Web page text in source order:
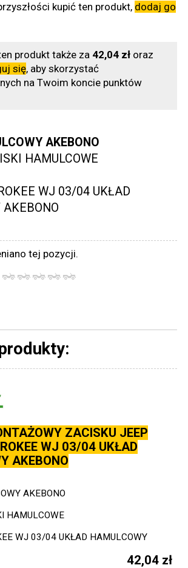
kupić ten produkt, dodaj go
produkt także za 42,04 złoraz
się, aby skorzystać
na Twoim koncie punktów
AKEBONO
HAMULCOWE
WJ 03/04 UKŁAD
AKEBONO
tej pozycji.
ZACISKU JEEP
WJ 03/04 UKŁAD
AKEBONO
AKEBONO
HAMULCOWE
WJ 03/04 UKŁAD HAMULCOWY
42,04 zł